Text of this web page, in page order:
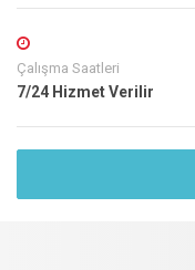
Çalışma Saatleri
7/24 Hizmet Verilir